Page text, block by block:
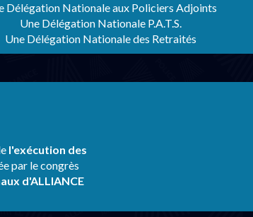
Délégation Nationale aux Policiers Adjoints
Une Délégation Nationale P.A.T.S.
Une Délégation Nationale des Retraités
l'exécution des
par le congrès
d'ALLIANCE